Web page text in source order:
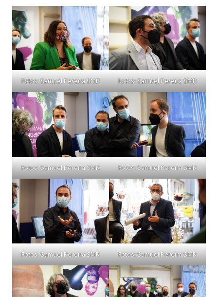
Fotos: Samuel Pereira SMR Fotos: Samuel Pereira SMR
Fotos: Samuel Pereira SMR Fotos: Samuel Pereira SMR
Fotos: Samuel Pereira SMR Fotos: Samuel Pereira SMR